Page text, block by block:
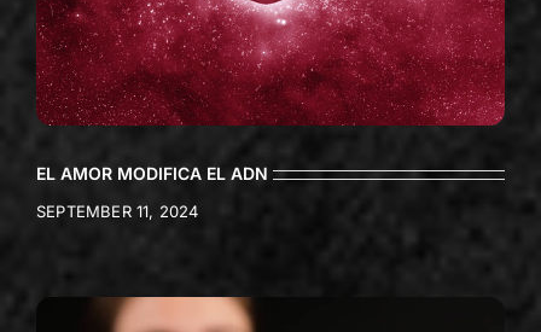
EL AMOR MODIFICA EL ADN
SEPTEMBER 11, 2024